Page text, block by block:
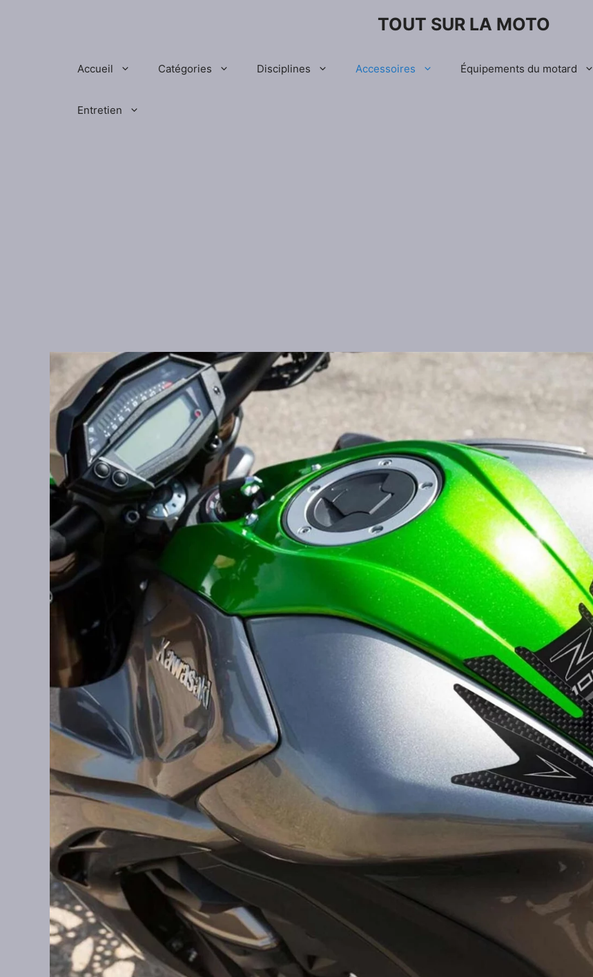
TOUT SUR LA MOTO
Accueil Catégories Disciplines Accessoires Équipements du motard
Entretien